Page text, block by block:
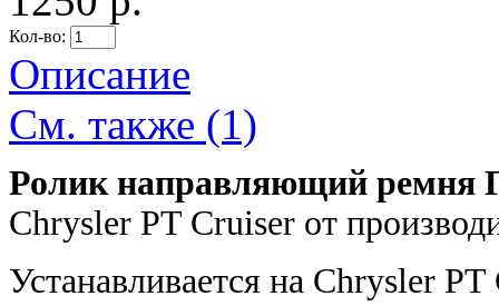
Кол-во:
Описание
См. также (1)
Ролик направляющий ремня
Chrysler PT Cruiser от
Устанавливается на Chrysler